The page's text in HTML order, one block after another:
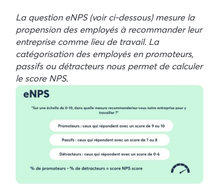
La question eNPS (voir ci-dessous) mesure la
propension des employés à recommander leur
entreprise comme lieu de travail. La
catégorisation des employés en promoteurs,
passifs ou détracteurs nous permet de calculer
le score NPS.